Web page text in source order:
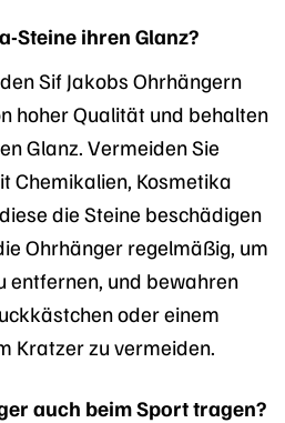
Steine ihren Glanz?
Sif Jakobs Ohrhängern
hoher Qualität und behalten
Glanz. Vermeiden Sie
Chemikalien, Kosmetika
die Steine beschädigen
Ohrhänger regelmäßig, um
entfernen, und bewahren
oder einem
Kratzer zu vermeiden.
auch beim Sport tragen?